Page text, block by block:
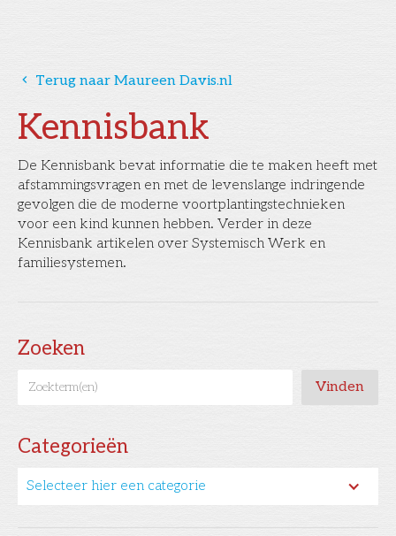
Kennisbank
De Kennisbank bevat informatie die te maken heeft met
afstammingsvragen en met de levenslange indringende
gevolgen die de moderne voortplantingstechnieken
voor een kind kunnen hebben. Verder in deze
Kennisbank artikelen over Systemisch Werk en
familiesystemen.
Zoeken
Categorieën
Selecteer hier een categorie
󰅁 Terug naar Maureen Davis.nl